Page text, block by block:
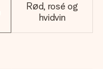
Rød, rosé og
hvidvin